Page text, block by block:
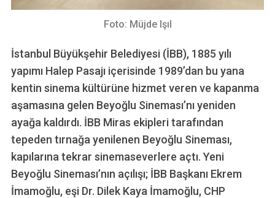
Foto: Müjde Işıl
İstanbul Büyükşehir Belediyesi (İBB), 1885 yılı
yapımı Halep Pasajı içerisinde 1989’dan bu yana
kentin sinema kültürüne hizmet veren ve kapanma
aşamasına gelen Beyoğlu Sineması’nı yeniden
ayağa kaldırdı. İBB Miras ekipleri tarafından
tepeden tırnağa yenilenen Beyoğlu Sineması,
kapılarına tekrar sinemaseverlere açtı. Yeni
Beyoğlu Sineması’nın açılışı; İBB Başkanı Ekrem
İmamoğlu, eşi Dr. Dilek Kaya İmamoğlu, CHP